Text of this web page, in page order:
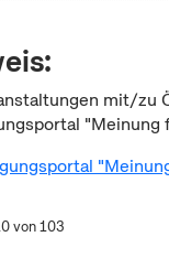
mit/zu
"Meinung
von 103